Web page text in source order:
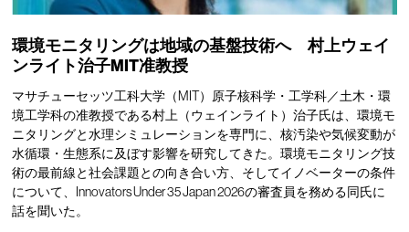
環境モニタリングは地域の基盤技術へ 村上ウェイ
ンライト治子MIT准教授
マサチューセッツ工科大学（MIT）原子核科学・工学科／土木・環
境工学科の准教授である村上（ウェインライト）治子氏は、環境モ
ニタリングと水理シミュレーションを専門に、核汚染や気候変動が
水循環・生態系に及ぼす影響を研究してきた。環境モニタリング技
術の最前線と社会課題との向き合い方、そしてイノベーターの条件
について、Innovators Under 35 Japan 2026の審査員を務める同氏に
話を聞いた。